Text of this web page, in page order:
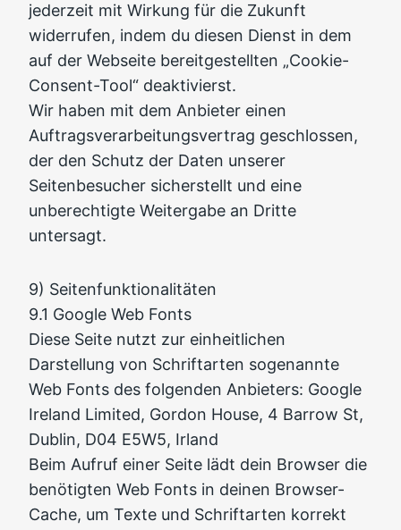
jederzeit mit Wirkung für die Zukunft
widerrufen, indem du diesen Dienst in dem
auf der Webseite bereitgestellten „Cookie-
Consent-Tool“ deaktivierst.
Wir haben mit dem Anbieter einen
Auftragsverarbeitungsvertrag geschlossen,
der den Schutz der Daten unserer
Seitenbesucher sicherstellt und eine
unberechtigte Weitergabe an Dritte
untersagt.
9) Seitenfunktionalitäten
9.1 Google Web Fonts
Diese Seite nutzt zur einheitlichen
Darstellung von Schriftarten sogenannte
Web Fonts des folgenden Anbieters: Google
Ireland Limited, Gordon House, 4 Barrow St,
Dublin, D04 E5W5, Irland
Beim Aufruf einer Seite lädt dein Browser die
benötigten Web Fonts in deinen Browser-
Cache, um Texte und Schriftarten korrekt